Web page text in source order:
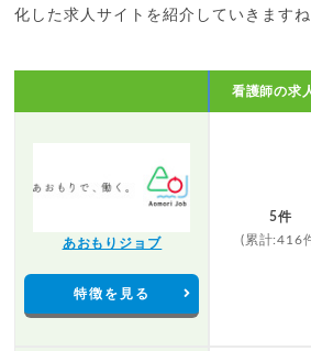
化した求人サイトを紹介していきますね
看護師の求
あおもりジョブ
特徴を見る
5件
(累計:416